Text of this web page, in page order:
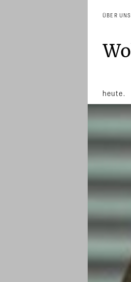
ÜBER UNS
heute.